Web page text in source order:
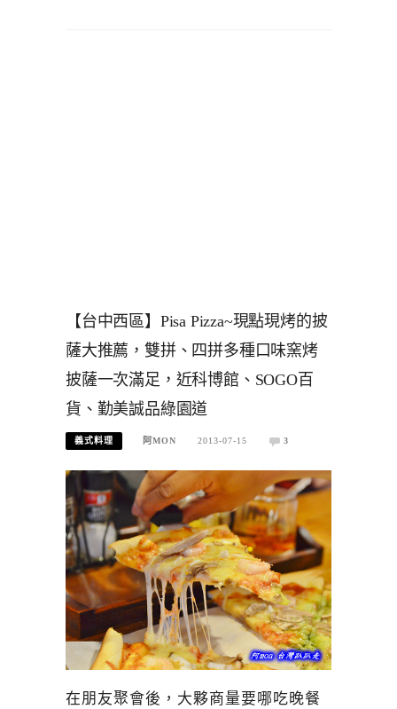
【台中西區】Pisa Pizza~現點現烤的披
薩大推薦，雙拼、四拼多種口味窯烤
披薩一次滿足，近科博館、SOGO百
貨、勤美誠品綠園道
義式料理 阿MON 2013-07-15 3
在朋友聚會後，大夥商量要哪吃晚餐